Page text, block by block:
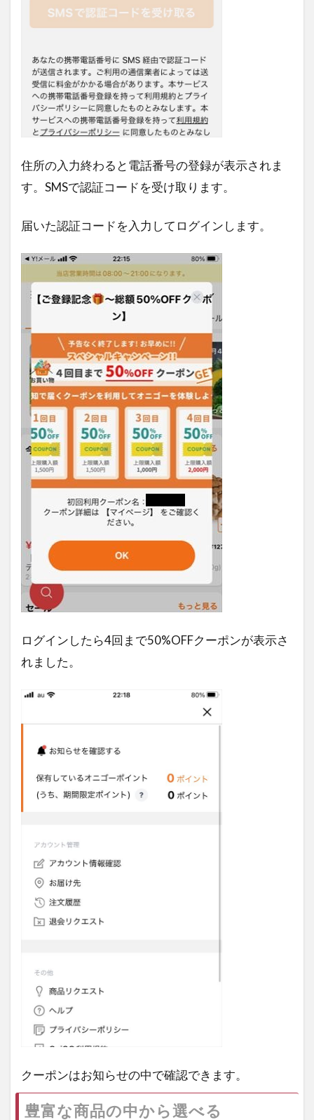
住所の入力終わると電話番号の登録が表示されま
す。SMSで認証コードを受け取ります。
届いた認証コードを入力してログインします。
ログインしたら4回まで50%OFFクーポンが表示さ
れました。
クーポンはお知らせの中で確認できます。
豊富な商品の中から選べる